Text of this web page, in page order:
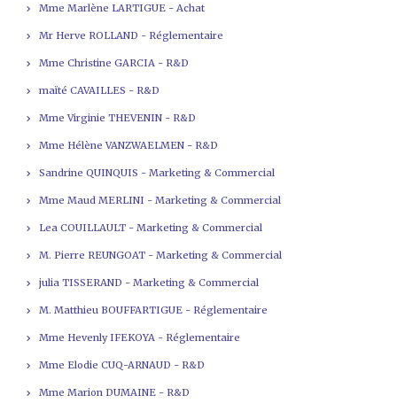
Mme Marlène LARTIGUE - Achat
Mr Herve ROLLAND - Réglementaire
Mme Christine GARCIA - R&D
maïté CAVAILLES - R&D
Mme Virginie THEVENIN - R&D
Mme Hélène VANZWAELMEN - R&D
Sandrine QUINQUIS - Marketing & Commercial
Mme Maud MERLINI - Marketing & Commercial
Lea COUILLAULT - Marketing & Commercial
M. Pierre REUNGOAT - Marketing & Commercial
julia TISSERAND - Marketing & Commercial
M. Matthieu BOUFFARTIGUE - Réglementaire
Mme Hevenly IFEKOYA - Réglementaire
Mme Elodie CUQ-ARNAUD - R&D
Mme Marion DUMAINE - R&D